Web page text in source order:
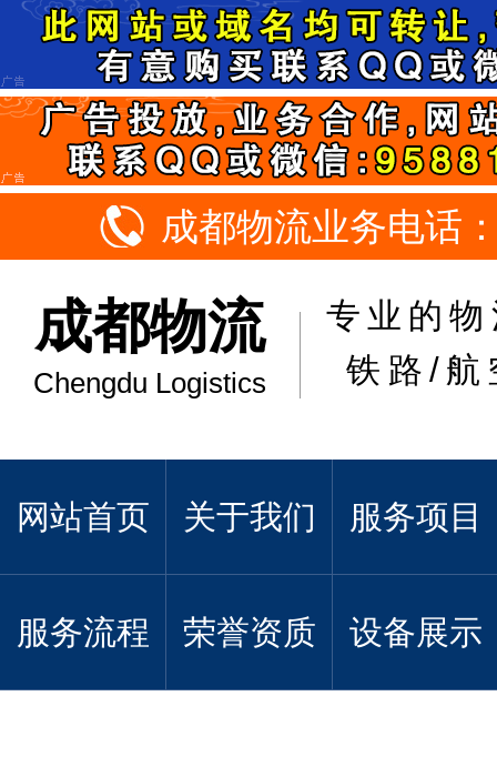
成都物流业务电话
成都物流
Chengdu Logistics
专业的
铁路/航
网站首页 关于我们 服务项目
服务流程 荣誉资质 设备展示